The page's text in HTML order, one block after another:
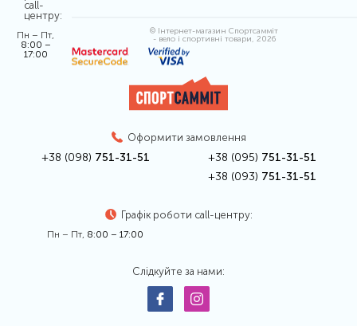
call-
центру:
Пн – Пт,
8:00 –
17:00
© Інтернет-магазин Спортсамміт
- вело і спортивні товари, 2026
Оформити замовлення
+38 (098) 751-31-51 +38 (095) 751-31-51
+38 (093) 751-31-51
Графік роботи call-центру:
Пн – Пт, 8:00 – 17:00
Слідкуйте за нами: